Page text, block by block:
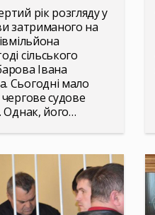
рік розгляду у
затриманого на
сільського
Івана
Сьогодні мало
чергове судове
Однак, його…